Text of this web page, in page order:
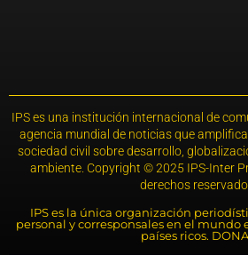
IPS es una institución internacional de
agencia mundial de noticias que
sociedad civil sobre desarrollo,
ambiente. Copyright © 2025 IPS-Inter
derechos
IPS es la única organización
personal y corresponsales en el mundo
países ricos.